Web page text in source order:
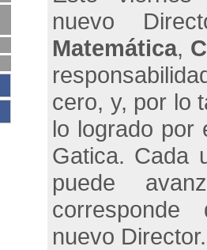
nuevo
Matemática,
cero, y, por lo
lo logrado por
Gatica. Cada
puede
nuevo